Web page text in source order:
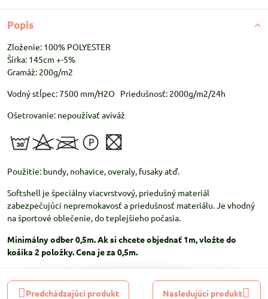
Popis
Zloženie: 100% POLYESTER
Šírka: 145cm +-5%
Gramáž: 200g/m2
Vodný stĺpec: 7500 mm/H2O Priedušnosť: 2000g/m2/24h
Ošetrovanie: nepoužívať aviváž
Použitie: bundy, nohavice, overaly, fusaky atď.
Softshell je špeciálny viacvrstvový, priedušný materiál
zabezpečujúci nepremokavosť a priedušnosť materiálu. Je vhodný
na športové oblečenie, do teplejšieho počasia.
Minimálny odber 0,5m. Ak si chcete objednať 1m, vložte do
košíka 2 položky. Cena je za 0,5m.
Predchádzajúci produkt Nasledujúci produkt